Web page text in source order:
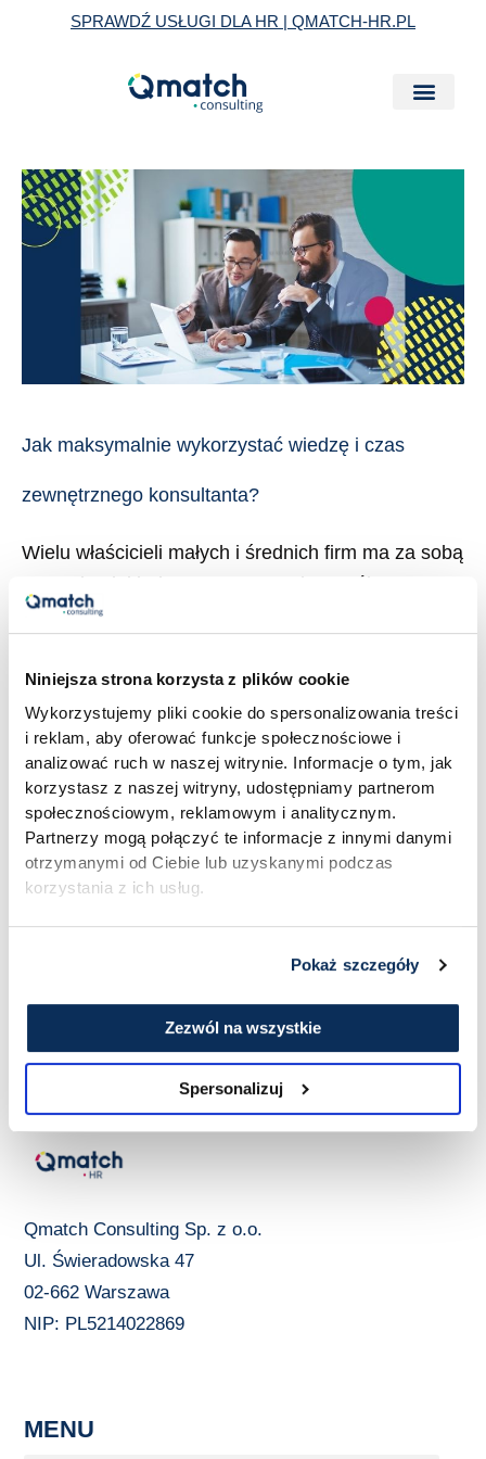
Niniejsza strona korzysta z plików cookie
Wykorzystujemy pliki cookie do spersonalizowania treści
i reklam, aby oferować funkcje społecznościowe i
analizować ruch w naszej witrynie. Informacje o tym, jak
korzystasz z naszej witryny, udostępniamy partnerom
społecznościowym, reklamowym i analitycznym.
Partnerzy mogą połączyć te informacje z innymi danymi
otrzymanymi od Ciebie lub uzyskanymi podczas
korzystania z ich usług.
Pokaż szczegóły
Zezwól na wszystkie
Spersonalizuj
SPRAWDŹ USŁUGI DLA HR | QMATCH-HR.PL
Jak maksymalnie wykorzystać wiedzę i czas
zewnętrznego konsultanta?
Wielu właścicieli małych i średnich firm ma za sobą
przynajmniej jedno rozczarowanie współpracą z
zewnętrznym doradcą. Zapłacone pieniądze, kilka
Raport ląduje na półce, a firma wraca do starych
nawyków, jakby nic się nie wydarzyło. Z drugiej
strony są firmy, które z jednego projektu
doradczego wyciągają wyniki przewyższające […]
Jak
maksymalnie
wykorzystać
wiedzę
zewnętrznego
Read More »
Qmatch Consulting Sp. z o.o.
Ul. Świeradowska 47
02-662 Warszawa
NIP: PL5214022869
MENU